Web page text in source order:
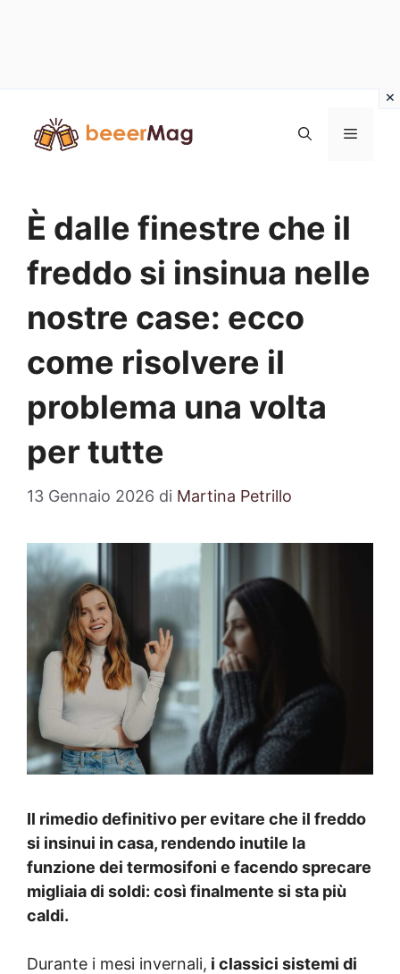
contenuto
Menu
È dalle finestre che il
freddo si insinua nelle
nostre case: ecco
come risolvere il
problema una volta
per tutte
13 Gennaio 2026 di Martina Petrillo
Il rimedio definitivo per evitare che il freddo
si insinui in casa, rendendo inutile la
funzione dei termosifoni e facendo sprecare
migliaia di soldi: così finalmente si sta più
caldi.
Durante i mesi invernali, i classici sistemi di